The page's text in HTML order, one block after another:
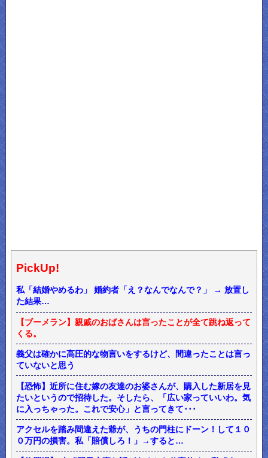
PickUp!
私「結婚やめるわ」 婚約者「え？なんでなんで？」 → 放置し
た結果…
【ブーメラン】親戚のおばさんは言ったことが全て跳ね返って
くる。
義父は確かに高圧的な物言いをするけど、間違ったことは言っ
ていないと思う
【恐怖】近所に住む嫁の友達のお婆さんが、購入した新居を見
たいというので招待した。そしたら、「広い家っていいわ。気
に入っちゃった。これで安心」と言ってきて･･･
アクセルを踏み間違えた爺が、うちの門柱にドーン！して１０
０万円の損害。私「賠償しろ！」→すると…